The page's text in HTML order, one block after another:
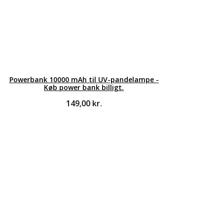
Powerbank 10000 mAh til UV-pandelampe -
Køb power bank billigt.
149,00 kr.